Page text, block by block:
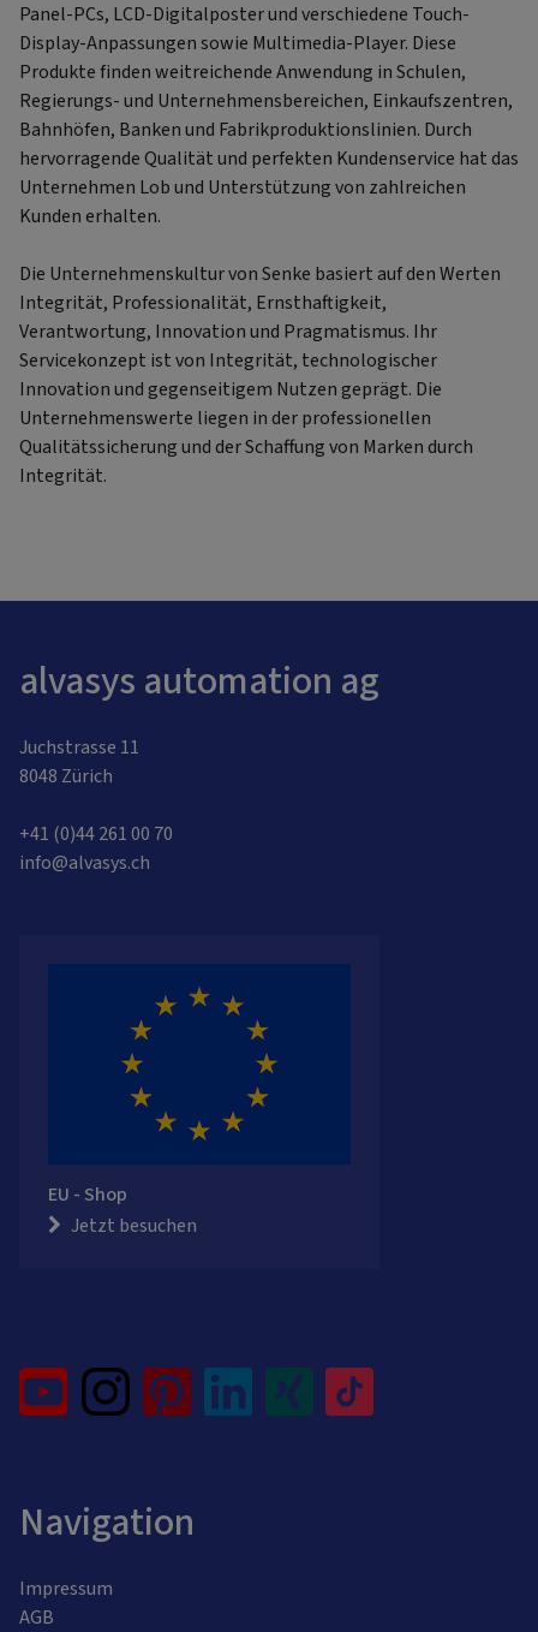
Panel-PCs, LCD-Digitalposter und verschiedene Touch-
Display-Anpassungen sowie Multimedia-Player. Diese
Produkte finden weitreichende Anwendung in Schulen,
Regierungs- und Unternehmensbereichen, Einkaufszentren,
Bahnhöfen, Banken und Fabrikproduktionslinien. Durch
hervorragende Qualität und perfekten Kundenservice hat das
Unternehmen Lob und Unterstützung von zahlreichen
Kunden erhalten.
Die Unternehmenskultur von Senke basiert auf den Werten
Integrität, Professionalität, Ernsthaftigkeit,
Verantwortung, Innovation und Pragmatismus. Ihr
Servicekonzept ist von Integrität, technologischer
Innovation und gegenseitigem Nutzen geprägt. Die
Unternehmenswerte liegen in der professionellen
Qualitätssicherung und der Schaffung von Marken durch
Integrität.
alvasys automation ag
Juchstrasse 11
8048 Zürich
+41 (0)44 261 00 70
info@alvasys.ch
EU - Shop
Jetzt besuchen
Navigation
Impressum
AGB